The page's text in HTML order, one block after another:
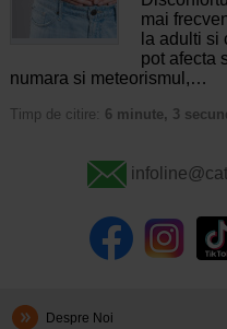
mai
la adulti si
pot afecta
numara si meteorismul,…
Timp de citire: 6 minute, 3
Despre Noi